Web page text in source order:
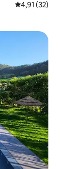
Évaluation
4,91 (32)